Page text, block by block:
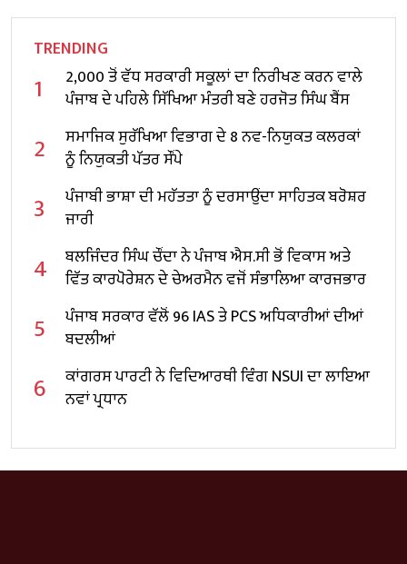
TRENDING
1
2,000 ਤੋਂ ਵੱਧ ਸਰਕਾਰੀ ਸਕੂਲਾਂ ਦਾ ਨਿਰੀਖਣ ਕਰਨ ਵਾਲੇ
ਪੰਜਾਬ ਦੇ ਪਹਿਲੇ ਸਿੱਖਿਆ ਮੰਤਰੀ ਬਣੇ ਹਰਜੋਤ ਸਿੰਘ ਬੈਂਸ
2
ਸਮਾਜਿਕ ਸੁਰੱਖਿਆ ਵਿਭਾਗ ਦੇ 8 ਨਵ-ਨਿਯੁਕਤ ਕਲਰਕਾਂ
ਨੂੰ ਨਿਯੁਕਤੀ ਪੱਤਰ ਸੌਂਪੇ
3
ਪੰਜਾਬੀ ਭਾਸ਼ਾ ਦੀ ਮਹੱਤਤਾ ਨੂੰ ਦਰਸਾਉਂਦਾ ਸਾਹਿਤਕ ਬਰੋਸ਼ਰ
ਜਾਰੀ
4
ਬਲਜਿੰਦਰ ਸਿੰਘ ਚੌਂਦਾ ਨੇ ਪੰਜਾਬ ਐਸ.ਸੀ ਭੋਂ ਵਿਕਾਸ ਅਤੇ
ਵਿੱਤ ਕਾਰਪੋਰੇਸ਼ਨ ਦੇ ਚੇਅਰਮੈਨ ਵਜੋਂ ਸੰਭਾਲਿਆ ਕਾਰਜਭਾਰ
5
ਪੰਜਾਬ ਸਰਕਾਰ ਵੱਲੋਂ 96 IAS ਤੇ PCS ਅਧਿਕਾਰੀਆਂ ਦੀਆਂ
ਬਦਲੀਆਂ
6
ਕਾਂਗਰਸ ਪਾਰਟੀ ਨੇ ਵਿਦਿਆਰਥੀ ਵਿੰਗ NSUI ਦਾ ਲਾਇਆ
ਨਵਾਂ ਪ੍ਰਧਾਨ